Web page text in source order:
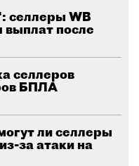
селлеры WB
выплат после
селлеров
БПЛА
ли селлеры
за атаки на